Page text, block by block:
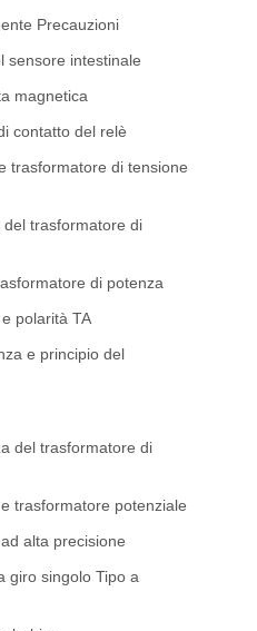
Precauzioni
sensore intestinale
magnetica
contatto del relè
trasformatore di tensione
trasformatore di
di potenza
polarità TA
e principio del
del trasformatore di
trasformatore potenziale
alta precisione
giro singolo Tipo a